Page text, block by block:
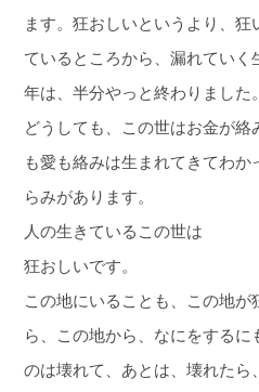
ます。狂おしいというより、
ているところから、漏れていく
年は、半分やっと終わりました
どうしても、この世はお金が
も愛も絡みは生まれてきてわ
らみがあります。
人の生きているこの世は
狂おしいです。
この地にいることも、この地
ら、この地から、なにをする
のは壊れて、あとは、壊れた